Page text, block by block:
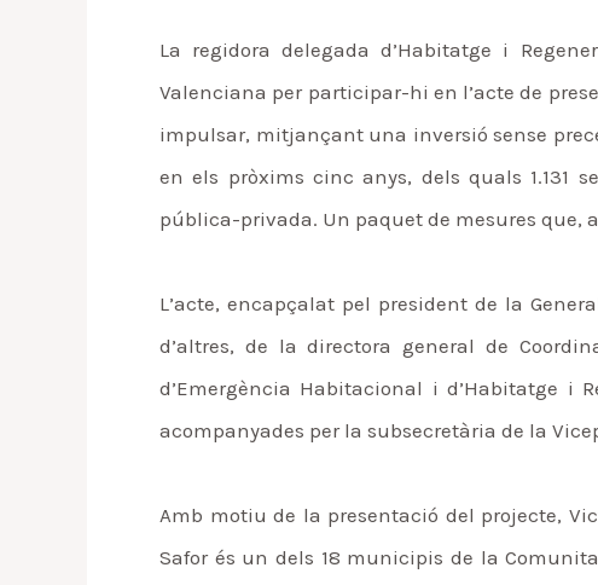
La regidora delegada d’Habitatge i
Valenciana per participar-hi en l’acte de
impulsar, mitjançant una inversió sense
en els pròxims cinc anys, dels quals 1.131
pública-privada. Un paquet de mesures que,
L’acte, encapçalat pel president de la
d’altres, de la directora general de
d’Emergència Habitacional i d’Habitatge i
acompanyades per la subsecretària de la
Amb motiu de la presentació del projecte,
Safor és un dels 18 municipis de la